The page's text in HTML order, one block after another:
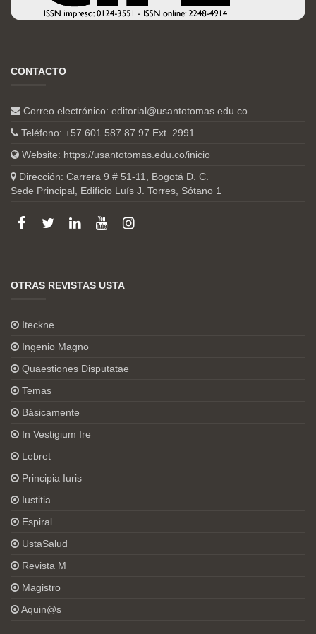
CONTACTO
Correo electrónico: editorial@usantotomas.edu.co
Teléfono: +57 601 587 87 97 Ext. 2991
Website: https://usantotomas.edu.co/inicio
Dirección: Carrera 9 # 51-11, Bogotá D. C.
Sede Principal, Edificio Luís J. Torres, Sótano 1
OTRAS REVISTAS USTA
Iteckne
Ingenio Magno
Quaestiones Disputatae
Temas
Básicamente
In Vestigium Ire
Lebret
Principia Iuris
Iustitia
Espiral
UstaSalud
Revista M
Magistro
Aquin@s